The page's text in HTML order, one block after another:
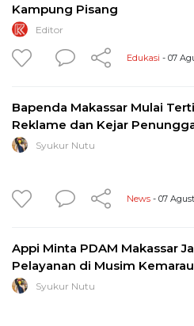
Kampung Pisang
Editor
Edukasi - 07
Bapenda Makassar Mulai
Reklame dan Kejar
Syukur Nutu
News - 07
Appi Minta PDAM Makassar
Pelayanan di Musim Kemarau
Syukur Nutu